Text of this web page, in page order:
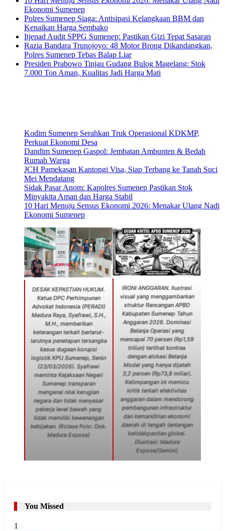
Ekonomi Sumenep
Polres Sumenep Siaga: Antisipasi Kelangkaan BBM dan
Kenaikan Harga Sembako
Itjenad Audit SPPG Sumenep: Pastikan Gizi Tepat Sasaran
Razia Bandara Trunojoyo: 48 Motor Brong Dikandangkan,
Polres Sumenep Tebas Balap Liar
Presiden Prabowo Tinjau Gudang Bulog Magelang: Stok
7.000 Ton Aman, Kualitas Jadi Harga Mati
Kodim Sumenep Serahkan Truk Operasional KDKMP,
Perkuat Ekonomi Desa
Dandim Sumenep Gaspol: Jembatan Ambunten & Bedah
Rumah Warga
JCH Pamekasan Kantongi Visa, Siap Terbang ke Tanah Suci
Mei Mendatang
Sidak Pasar Anom: Kapolres Sumenep Pastikan Stok
Minyakita Aman dan Harga Stabil
10 Hari Menuju Sensus Ekonomi 2026: Menakar Ulang Nadi
Ekonomi Sumenep
DESAK KEPASTIAN HUKUM.
Ketua DPC Perhimpunan
Advokat Indonesia (PERADI)
Madura Raya, Syafrawi, S.H.,
M.H., memberikan
keterangan terkait berlarut-
larutnya penetapan tersangka
kasus dugaan korupsi
logistik KPU Sumenep, Senin
(23/03/2026). Syafrawi
meminta Kejaksaan Negeri
Sumenep transparan
mengenai nilai kerugian
negara dan tidak menyasar
pekerja level bawah yang
tidak memiliki kewenangan
kebijakan. (Kolase Foto: Dok.
Madura Expose)
IRONI ANGGARAN. Ilustrasi
visual yang menggambarkan
struktur Rancangan APBD
Kabupaten Sumenep Tahun
Anggaran 2026. Dominasi
Belanja Operasi yang
mencapai 70 persen (Rp1,59
triliun) terlihat kontras
dengan alokasi Belanja
Modal yang hanya dijatah
3,2 persen (Rp73,8 miliar).
Ketimpangan ini memicu
kritik terkait efektivitas
anggaran dalam mendorong
pembangunan infrastruktur
dan kemandirian ekonomi
daerah di tengah tantangan
ketidakpastian global.
(Ilustrasi: Madura
Expose/Gemini)
You Missed
1